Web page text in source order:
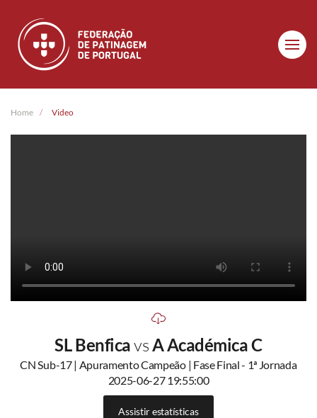
Skip to main content
Home Video
SL BenficavsA Académica C
CN Sub-17 | Apuramento Campeão | Fase Final - 1ª Jornada
2025-06-27 19:55:00
Assistir estatísticas